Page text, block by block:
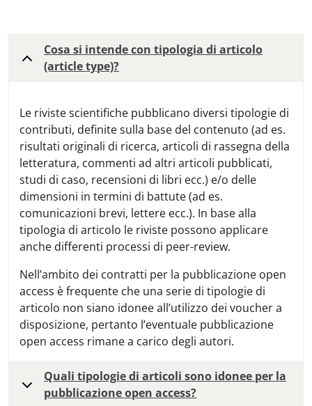
Cosa si intende con tipologia di articolo
(article type)?
Le riviste scientifiche pubblicano diversi tipologie di
contributi, definite sulla base del contenuto (ad es.
risultati originali di ricerca, articoli di rassegna della
letteratura, commenti ad altri articoli pubblicati,
studi di caso, recensioni di libri ecc.) e/o delle
dimensioni in termini di battute (ad es.
comunicazioni brevi, lettere ecc.). In base alla
tipologia di articolo le riviste possono applicare
anche differenti processi di peer-review.
Nell’ambito dei contratti per la pubblicazione open
access è frequente che una serie di tipologie di
articolo non siano idonee all’utilizzo dei voucher a
disposizione, pertanto l’eventuale pubblicazione
open access rimane a carico degli autori.
Quali tipologie di articoli sono idonee per la
pubblicazione open access?